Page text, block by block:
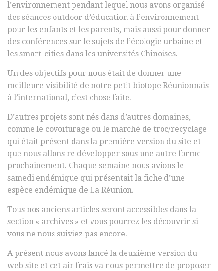
l’environnement pendant lequel nous avons organisé
des séances outdoor d’éducation à l’environnement
pour les enfants et les parents, mais aussi pour donner
des conférences sur le sujets de l’écologie urbaine et
les smart-cities dans les universités Chinoises.
Un des objectifs pour nous était de donner une
meilleure visibilité de notre petit biotope Réunionnais
à l’international, c’est chose faite.
D’autres projets sont nés dans d’autres domaines,
comme le covoiturage ou le marché de troc/recyclage
qui était présent dans la première version du site et
que nous allons re développer sous une autre forme
prochainement. Chaque semaine nous avions le
samedi endémique qui présentait la fiche d’une
espèce endémique de La Réunion.
Tous nos anciens articles seront accessibles dans la
section « archives » et vous pourrez les découvrir si
vous ne nous suiviez pas encore.
A présent nous avons lancé la deuxième version du
web site et cet air frais va nous permettre de proposer